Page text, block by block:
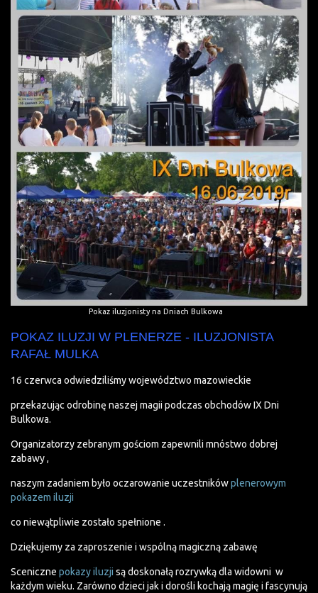
Pokaz iluzjonisty na Dniach Bulkowa
POKAZ ILUZJI W PLENERZE - ILUZJONISTA
RAFAŁ MULKA
16 czerwca odwiedziliśmy województwo mazowieckie
przekazując odrobinę naszej magii podczas obchodów IX Dni
Bulkowa.
Organizatorzy zebranym gościom zapewnili mnóstwo dobrej
zabawy ,
naszym zadaniem było oczarowanie uczestnikówplenerowym
pokazem iluzji
co niewątpliwie zostało spełnione .
Dziękujemy za zaproszenie i wspólną magiczną zabawę
Sceniczne pokazy iluzji są doskonałą rozrywką dla widowni w
każdym wieku. Zarówno dzieci jak i dorośli kochają magię i fascynują